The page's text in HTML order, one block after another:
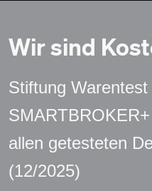
Wir sind
Stiftung Warentest
allen getesteten
(12/2025)